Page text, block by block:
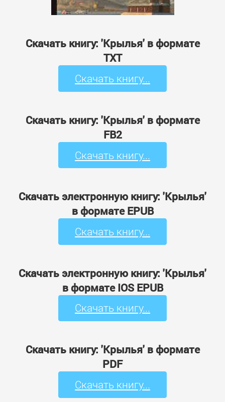
Скачать книгу: 'Крылья' в формате
TXT
Скачать книгу...
Скачать книгу: 'Крылья' в формате
FB2
Скачать книгу...
Скачать электронную книгу: 'Крылья'
в формате EPUB
Скачать книгу...
Скачать электронную книгу: 'Крылья'
в формате IOS EPUB
Скачать книгу...
Скачать книгу: 'Крылья' в формате
PDF
Скачать книгу...